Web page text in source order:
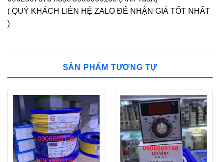
( QUÝ KHÁCH LIÊN HỆ ZALO ĐỂ NHẬN GIÁ TỐT NHẤT
)
SẢN PHẨM TƯƠNG TỰ